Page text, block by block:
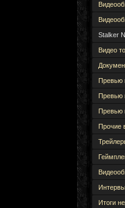
Stalker
Видео
Превью
Превью
Превью
Прочие
Итоги